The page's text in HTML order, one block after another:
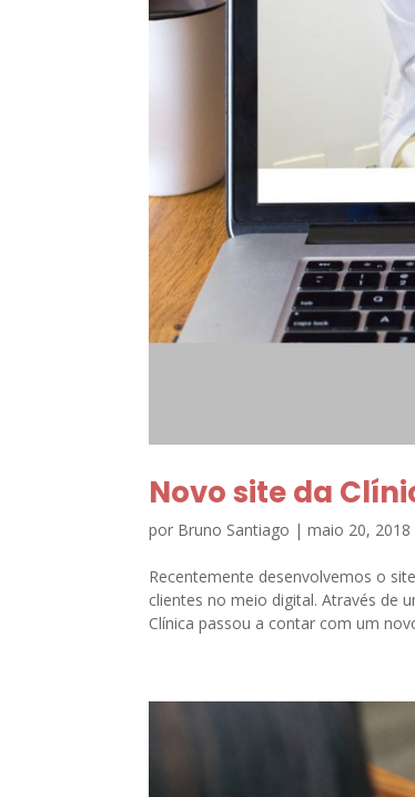
Novo site da
por Bruno Santiago |maio 20, 2018
Recentemente desenvolvemos o
clientes no meio digital. Através de
Clínica passou a contar com um